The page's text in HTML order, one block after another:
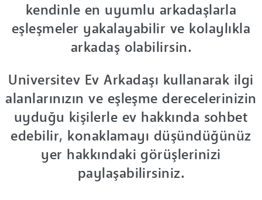
kendinle en uyumlu arkadaşlarla
eşleşmeler yakalayabilir ve kolaylıkla
arkadaş olabilirsin.
Universitev Ev Arkadaşı kullanarak ilgi
alanlarınızın ve eşleşme derecelerinizin
uyduğu kişilerle ev hakkında sohbet
edebilir, konaklamayı düşündüğünüz
yer hakkındaki görüşlerinizi
paylaşabilirsiniz.